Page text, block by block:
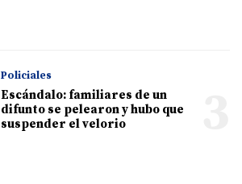
Policiales
Escándalo: familiares de un
difunto se pelearon y hubo que
suspender el velorio